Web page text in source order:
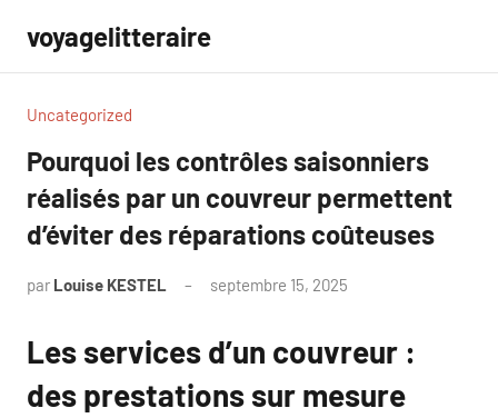
contenu
voyagelitteraire
Uncategorized
Pourquoi les contrôles saisonniers
réalisés par un couvreur permettent
d’éviter des réparations coûteuses
par Louise KESTEL septembre 15, 2025
Les services d’un couvreur :
des prestations sur mesure